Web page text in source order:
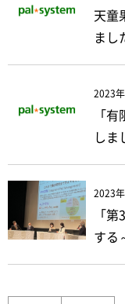
天童
まし
2023
「
しま
2023
「
する